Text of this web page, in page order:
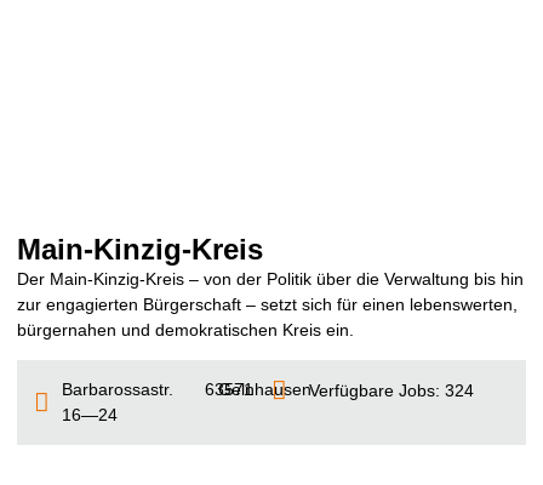
Main-Kinzig-Kreis
Der Main-Kinzig-Kreis – von der Politik über die Verwaltung bis hin
zur engagierten Bürgerschaft – setzt sich für einen lebenswerten,
bürgernahen und demokratischen Kreis ein.
Barbarossastr.
16—24
63571
GelnhausenVerfügbare Jobs: 324